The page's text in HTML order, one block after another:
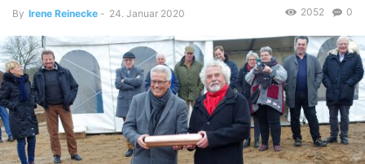
By Irene Reinecke - 24. Januar 2020 0
2052